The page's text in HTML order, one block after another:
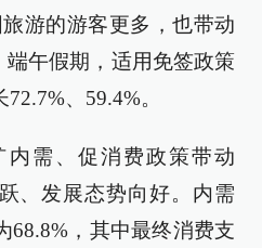
游的游客更多，也带动
端午假期，适用免签政策
、59.4%。
内需、促消费政策带动
、发展态势向好。内需
68.8%，其中最终消费支